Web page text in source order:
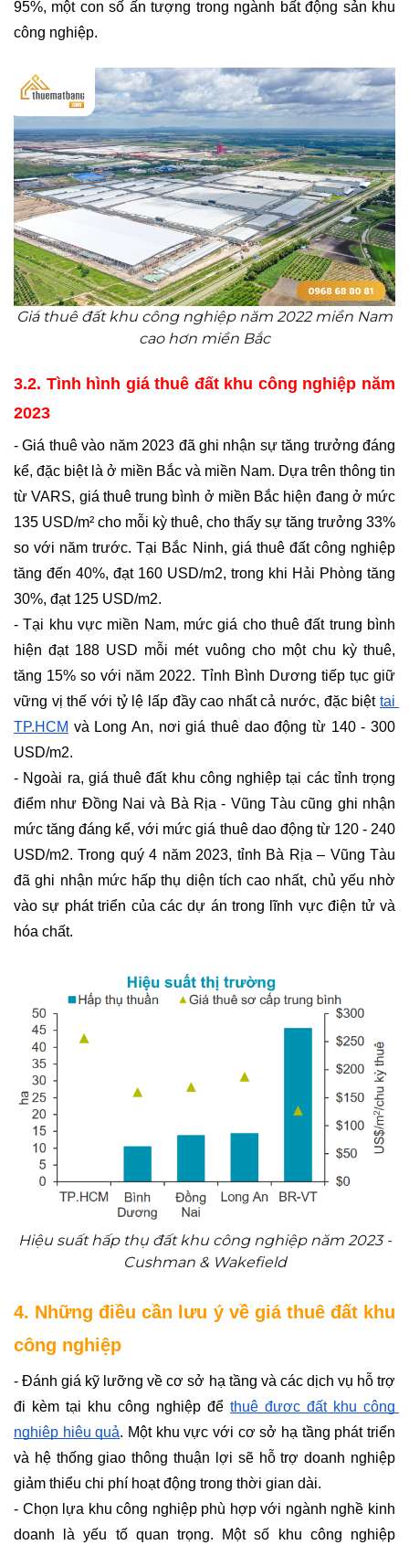
95%, một con số ấn tượng trong ngành bất động sản khu
công nghiệp.
Giá thuê đất khu công nghiệp năm 2022 miền Nam
cao hơn miền Bắc
3.2. Tình hình giá thuê đất khu công nghiệp năm
2023
- Giá thuê vào năm 2023 đã ghi nhận sự tăng trưởng đáng
kể, đặc biệt là ở miền Bắc và miền Nam. Dựa trên thông tin
từ VARS, giá thuê trung bình ở miền Bắc hiện đang ở mức
135 USD/m² cho mỗi kỳ thuê, cho thấy sự tăng trưởng 33%
so với năm trước. Tại Bắc Ninh, giá thuê đất công nghiệp
tăng đến 40%, đạt 160 USD/m2, trong khi Hải Phòng tăng
30%, đạt 125 USD/m2.
- Tại khu vực miền Nam, mức giá cho thuê đất trung bình
hiện đạt 188 USD mỗi mét vuông cho một chu kỳ thuê,
tăng 15% so với năm 2022. Tỉnh Bình Dương tiếp tục giữ
vững vị thế với tỷ lệ lấp đầy cao nhất cả nước, đặc biệt tại
TP.HCM và Long An, nơi giá thuê dao động từ 140 - 300
USD/m2.
- Ngoài ra, giá thuê đất khu công nghiệp tại các tỉnh trọng
điểm như Đồng Nai và Bà Rịa - Vũng Tàu cũng ghi nhận
mức tăng đáng kể, với mức giá thuê dao động từ 120 - 240
USD/m2. Trong quý 4 năm 2023, tỉnh Bà Rịa – Vũng Tàu
đã ghi nhận mức hấp thụ diện tích cao nhất, chủ yếu nhờ
vào sự phát triển của các dự án trong lĩnh vực điện tử và
hóa chất.
Hiệu suất hấp thụ đất khu công nghiệp năm 2023 -
Cushman & Wakefield
4. Những điều cần lưu ý về giá thuê đất khu
công nghiệp
- Đánh giá kỹ lưỡng về cơ sở hạ tầng và các dịch vụ hỗ trợ
đi kèm tại khu công nghiệp để thuê được đất khu công
nghiệp hiệu quả. Một khu vực với cơ sở hạ tầng phát triển
và hệ thống giao thông thuận lợi sẽ hỗ trợ doanh nghiệp
giảm thiểu chi phí hoạt động trong thời gian dài.
- Chọn lựa khu công nghiệp phù hợp với ngành nghề kinh
doanh là yếu tố quan trọng. Một số khu công nghiệp